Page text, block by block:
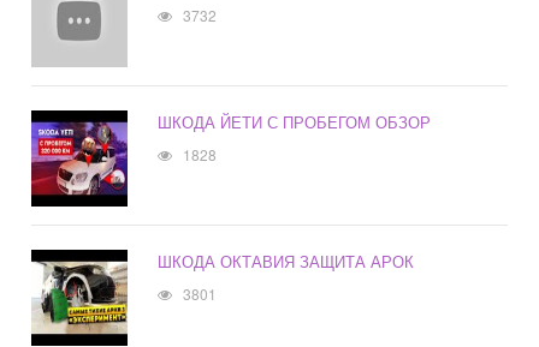
3732
ШКОДА ЙЕТИ С ПРОБЕГОМ ОБЗОР
1828
ШКОДА ОКТАВИЯ ЗАЩИТА АРОК
3801